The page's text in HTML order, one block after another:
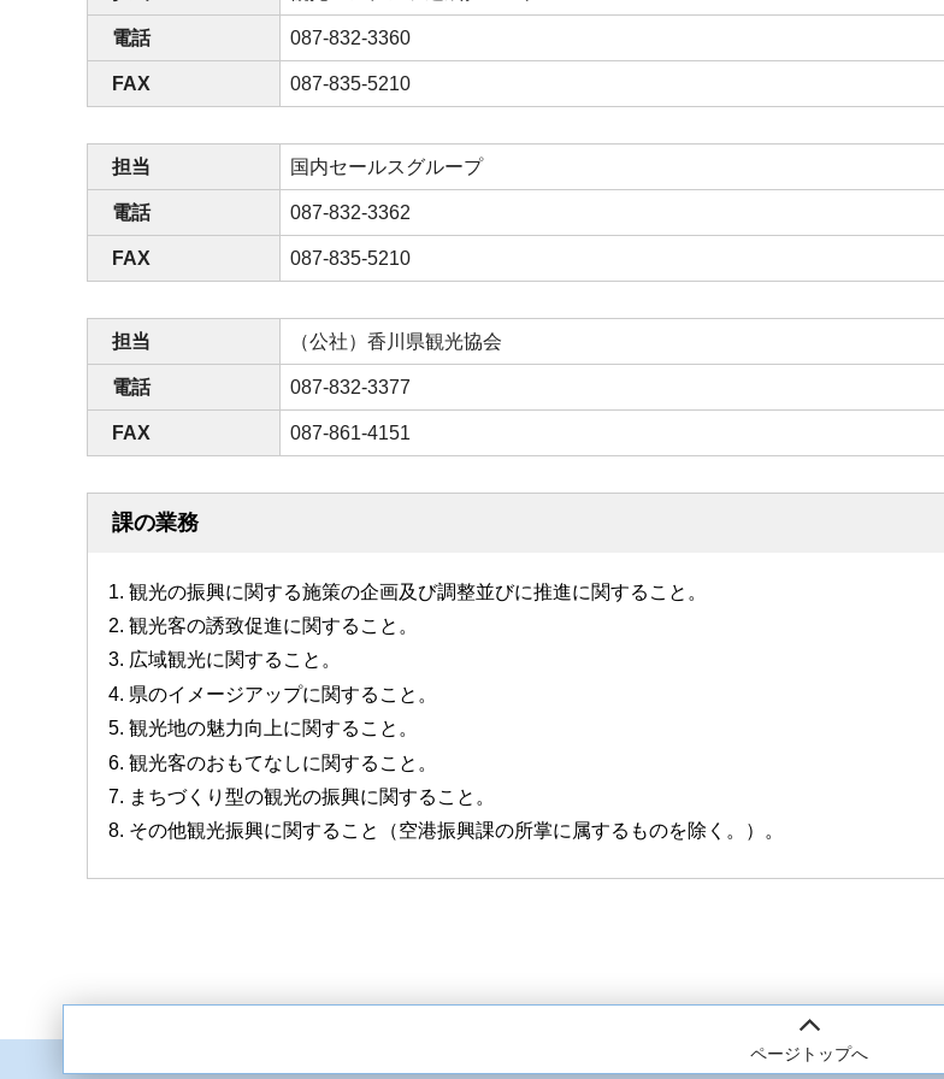
電話 087-832-3360
FAX 087-835-5210
担当 国内セールスグループ
電話 087-832-3362
FAX 087-835-5210
担当 （公社）香川県観光協会
電話 087-832-3377
FAX 087-861-4151
課の業務
観光の振興に関する施策の企画及び調整並びに推進に関すること。
観光客の誘致促進に関すること。
広域観光に関すること。
県のイメージアップに関すること。
観光地の魅力向上に関すること。
観光客のおもてなしに関すること。
まちづくり型の観光の振興に関すること。
その他観光振興に関すること（空港振興課の所掌に属するものを除く。）。
ページトップへ